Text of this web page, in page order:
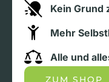
Kein Grund
Mehr
Alle und
ZUM SHOP